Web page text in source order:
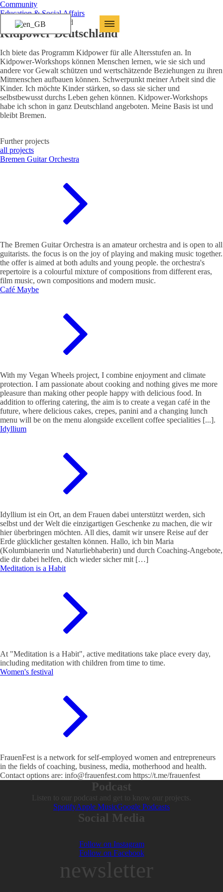
Community
Education & Social Affairs
Kidpower Deutschland
Kidpower Deutschland
Ich biete das Programm Kidpower für alle Altersstufen an. In
Kidpower-Workshops können Menschen lernen, wie sie sich und
andere vor Gewalt schützen und wertschätzende Beziehungen zu ihren
Mitmenschen aufbauen können. Schwerpunkt meiner Arbeit sind die
Kinder. Ich möchte Kinder stärken, so dass sie sicher und
selbstbewusst durchs Leben gehen können. Kidpower-Workshops
habe ich schon in ganz Deutschland angeboten. Meine Basis ist und
bleibt Bremen.
Further projects
all projects
Bremen Guitar Orchestra
The Bremen Guitar Orchestra is an amateur orchestra and is open to all
guitarists. the focus is on the joy of playing and making music together.
the offer is aimed at both adults and young people. the orchestra's
repertoire is a colourful mixture of compositions from different eras,
film music, own compositions and modern music.
Café Maybe
With my Vegan Wheels project, I combine enjoyment and climate
protection. I am passionate about cooking and nothing gives me more
pleasure than making other people happy with delicious food. In
addition to offering catering, the aim is to create a vegan café in the
future, where delicious cakes, crepes, panini and a changing lunch
menu will be on the menu alongside excellent coffee specialities [...].
Idyllium
Idyllium ist ein Ort, an dem Frauen dabei unterstützt werden, sich
selbst und der Welt die einzigartigen Geschenke zu machen, die wir
hier überbringen möchten. All dies, damit wir unsere Reise auf der
Erde glücklicher gestalten können. Hallo, ich bin Maria
(Kolumbianerin und Naturliebhaberin) und durch Coaching-Angebote,
die dir dabei helfen, dich wieder sicher mit […]
Meditation is a Habit
At "Meditation is a Habit", active meditations take place every day,
including meditation with children from time to time.
Women's festival
FrauenFest is a network for self-employed women and entrepreneurs
in the fields of coaching, business, media, motherhood and health.
Contact options are: info@frauenfest.com https://t.me/frauenfest
Podcast
Listen to our podcast and get to know our projects.
SpotifyApple MusicGoogle Podcasts
Social Media
Follow on Instagram
Follow on Facebook
newsletter